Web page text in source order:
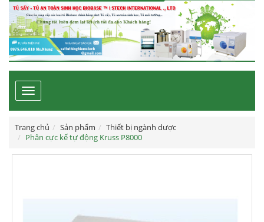
Toggle
navigation
Trang chủ Sản phẩm
Thiết bị ngành dược
Phân cực kế tự động Kruss P8000